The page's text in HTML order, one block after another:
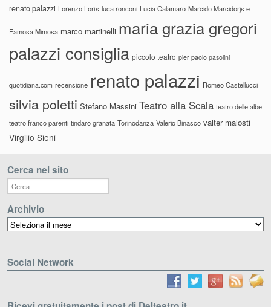
renato palazzi Lorenzo Loris luca ronconi Lucia Calamaro Marcido Marcidorjs e
Famosa Mimosa marco martinelli maria grazia gregori
palazzi consiglia piccolo teatro pier paolo pasolini
quotidiana.com recensione renato palazzi Romeo Castellucci
silvia poletti Stefano Massini Teatro alla Scala teatro delle albe
teatro franco parenti tindaro granata Torinodanza Valerio Binasco valter malosti
Virgilio Sieni
Cerca nel sito
Archivio
Archivio
Social Network